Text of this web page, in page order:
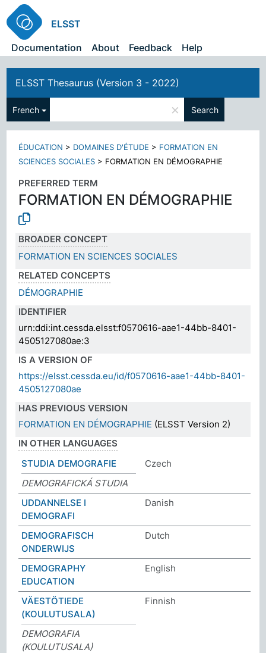
ELSST
Documentation
About Feedback Help
ELSST Thesaurus (Version 3 - 2022)
French × Search
ÉDUCATION > DOMAINES D'ÉTUDE > FORMATION EN
SCIENCES SOCIALES > FORMATION EN DÉMOGRAPHIE
PREFERRED TERM
FORMATION EN DÉMOGRAPHIE
BROADER CONCEPT
FORMATION EN SCIENCES SOCIALES
RELATED CONCEPTS
DÉMOGRAPHIE
IDENTIFIER
urn:ddi:int.cessda.elsst:f0570616-aae1-44bb-8401-
4505127080ae:3
IS A VERSION OF
https://elsst.cessda.eu/id/f0570616-aae1-44bb-8401-
4505127080ae
HAS PREVIOUS VERSION
FORMATION EN DÉMOGRAPHIE (ELSST Version 2)
IN OTHER LANGUAGES
STUDIA DEMOGRAFIE
Czech
DEMOGRAFICKÁ STUDIA
UDDANNELSE I
DEMOGRAFI
Danish
DEMOGRAFISCH
ONDERWIJS
Dutch
DEMOGRAPHY
EDUCATION
English
VÄESTÖTIEDE
(KOULUTUSALA)
Finnish
DEMOGRAFIA
(KOULUTUSALA)